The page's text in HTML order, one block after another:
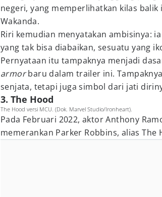
negeri, yang memperlihatkan kilas
Wakanda.
Riri kemudian menyatakan ambisinya:
yang tak bisa diabaikan, sesuatu yang
Pernyataan itu tampaknya menjadi
armorbaru dalam trailer ini.
senjata, tetapi juga simbol dari jati
3. The Hood
The Hood versi MCU. (Dok. Marvel Studio/Ironheart).
Pada Februari 2022, aktor Anthony
memerankan Parker Robbins, alias The